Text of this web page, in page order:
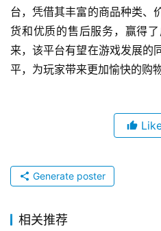
台，凭借其丰富的商品种类、
货和优质的售后服务，赢得
来，该平台有望在游戏发展的
平，为玩家带来更加愉快的购物
Generate poster
相关推荐